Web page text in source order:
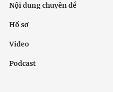
Nội dung chuyên đề
Hồ sơ
Video
Podcast